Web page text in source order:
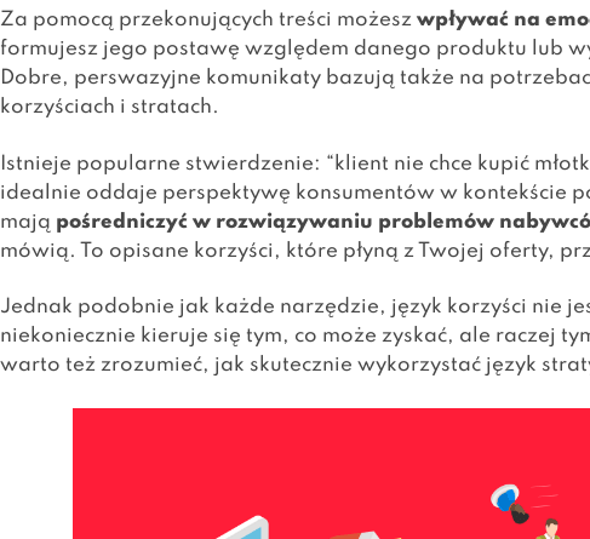
Za pomocą przekonujących treści możesz wpływać na
formujesz jego postawę względem danego produktu lub
Dobre, perswazyjne komunikaty bazują także na
korzyściach i stratach.
Istnieje popularne stwierdzenie: “klient nie chce kupić
idealnie oddaje perspektywę konsumentów w kontekście
mają pośredniczyć w rozwiązywaniu problemów
mówią. To opisane korzyści, które płyną z Twojej oferty,
Jednak podobnie jak każde narzędzie, język korzyści nie
niekoniecznie kieruje się tym, co może zyskać, ale raczej
warto też zrozumieć, jak skutecznie wykorzystać język